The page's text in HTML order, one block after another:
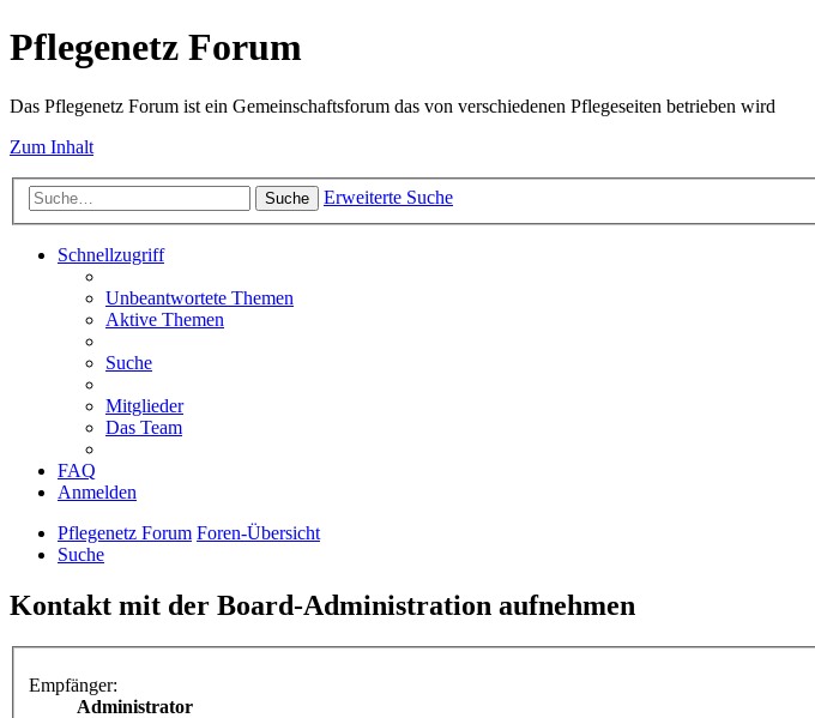
Pflegenetz Forum
Das Pflegenetz Forum ist ein Gemeinschaftsforum das von verschiedenen Pflegeseiten betrieben wird
Zum Inhalt
Suche Erweiterte Suche
Schnellzugriff
Unbeantwortete Themen
Aktive Themen
Suche
Mitglieder
Das Team
FAQ
Anmelden
Pflegenetz Forum Foren-Übersicht
Suche
Kontakt mit der Board-Administration aufnehmen
Empfänger:
Administrator